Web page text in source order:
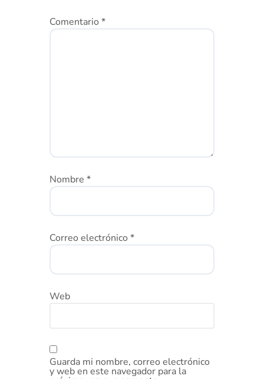
Comentario *
Nombre *
Correo electrónico *
Web
Guarda mi nombre, correo electrónico
y web en este navegador para la